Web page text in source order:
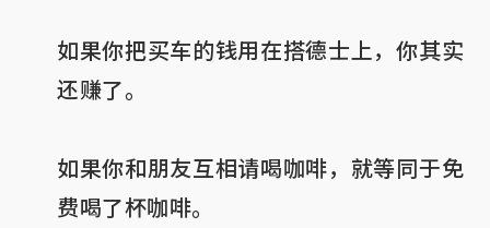
如果你把买车的钱用在搭德士上，你其实
还赚了。
如果你和朋友互相请喝咖啡，就等同于免
费喝了杯咖啡。